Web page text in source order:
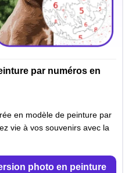
par numéros en
en modèle de peinture par
vie à vos souvenirs avec la
photo en peinture